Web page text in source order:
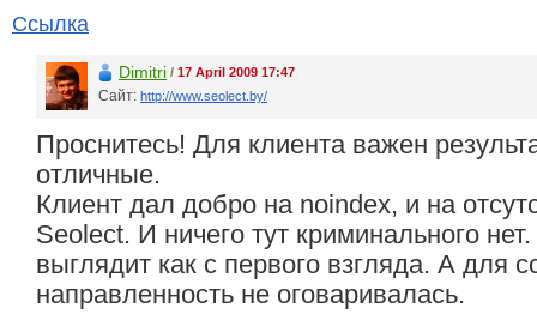
Ссылка
Dimitri / 17 April 2009 17:47
Сайт: http://www.seolect.by/
Проснитесь! Для клиента важен
отличные.
Клиент дал добро на noindex, и на
Seolect. И ничего тут криминального
выглядит как с первого взгляда. А для
направленность не оговаривалась.